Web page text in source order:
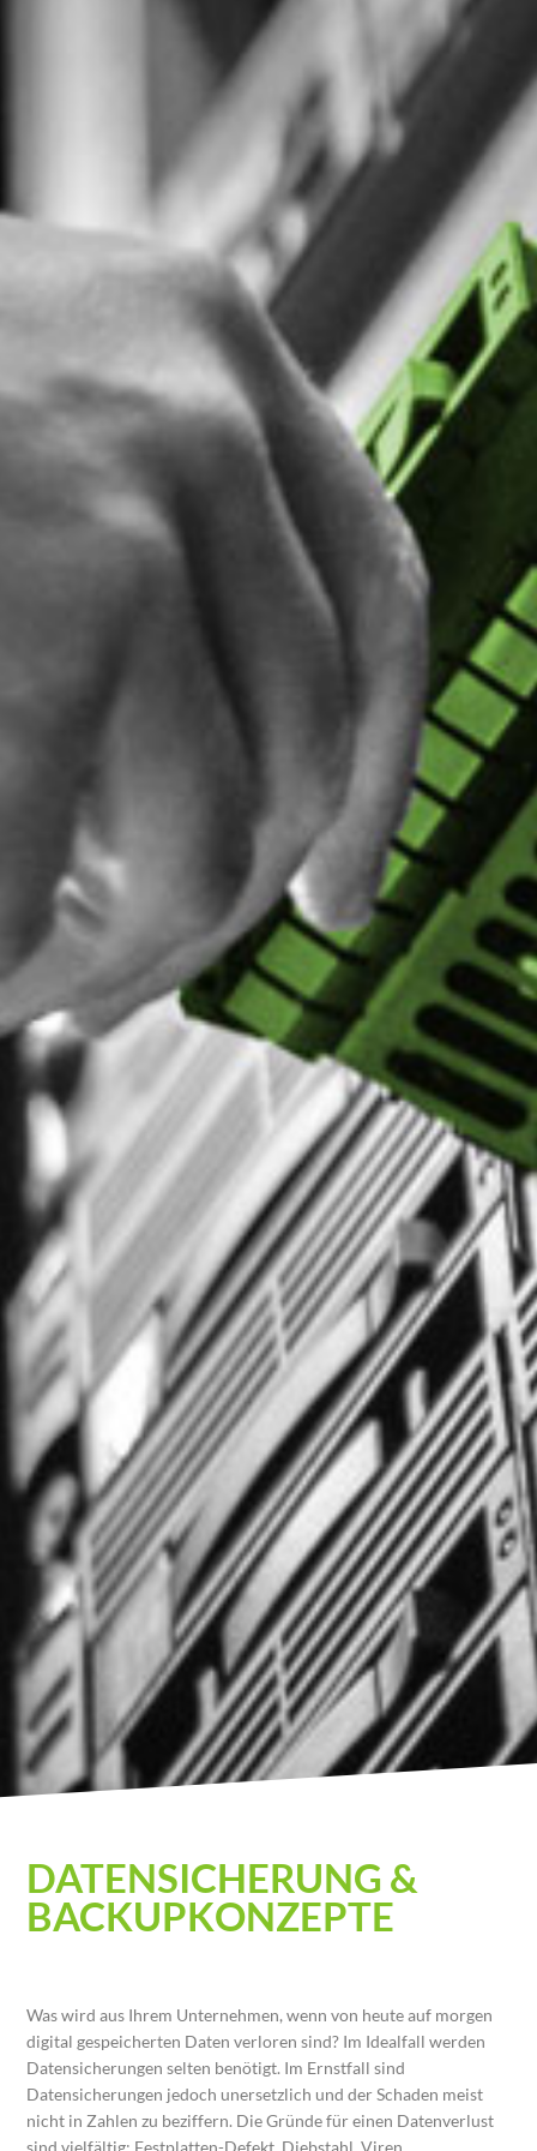
Backupkonzepte
DATENSICHERUNG &
BACKUPKONZEPTE
Was wird aus Ihrem Unternehmen, wenn von heute auf morgen
digital gespeicherten Daten verloren sind? Im Idealfall werden
Datensicherungen selten benötigt. Im Ernstfall sind
Datensicherungen jedoch unersetzlich und der Schaden meist
nicht in Zahlen zu beziffern. Die Gründe für einen Datenverlust